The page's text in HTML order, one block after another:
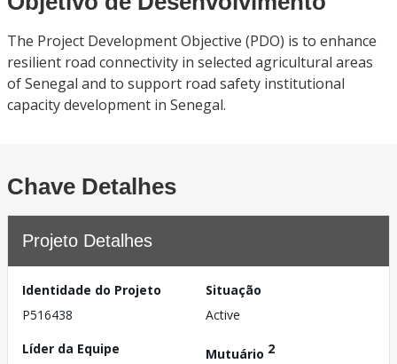
The Project Development Objective (PDO) is to enhance
resilient road connectivity in selected agricultural areas
of Senegal and to support road safety institutional
capacity development in Senegal.
Chave Detalhes
Projeto Detalhes
Identidade do Projeto
P516438
Situação
Active
Líder da Equipe
Mutuário 2